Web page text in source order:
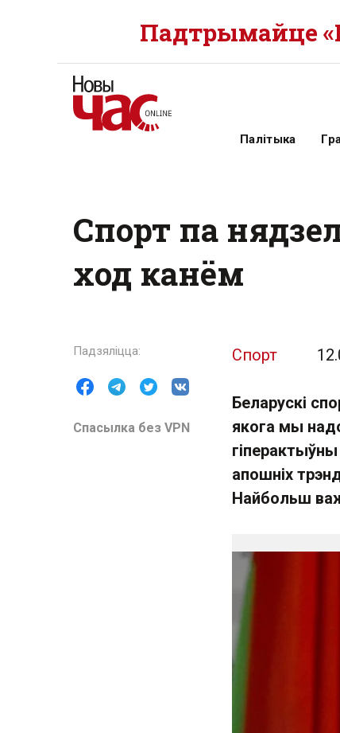
Падтрымайце
Палітыка
Спорт па
ход канём
Спасылка без VPN
Спорт
Беларускі
якога мы
апошніх
Найбольш